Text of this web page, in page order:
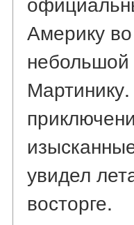
Америку
небольшой
увидел
восторге.